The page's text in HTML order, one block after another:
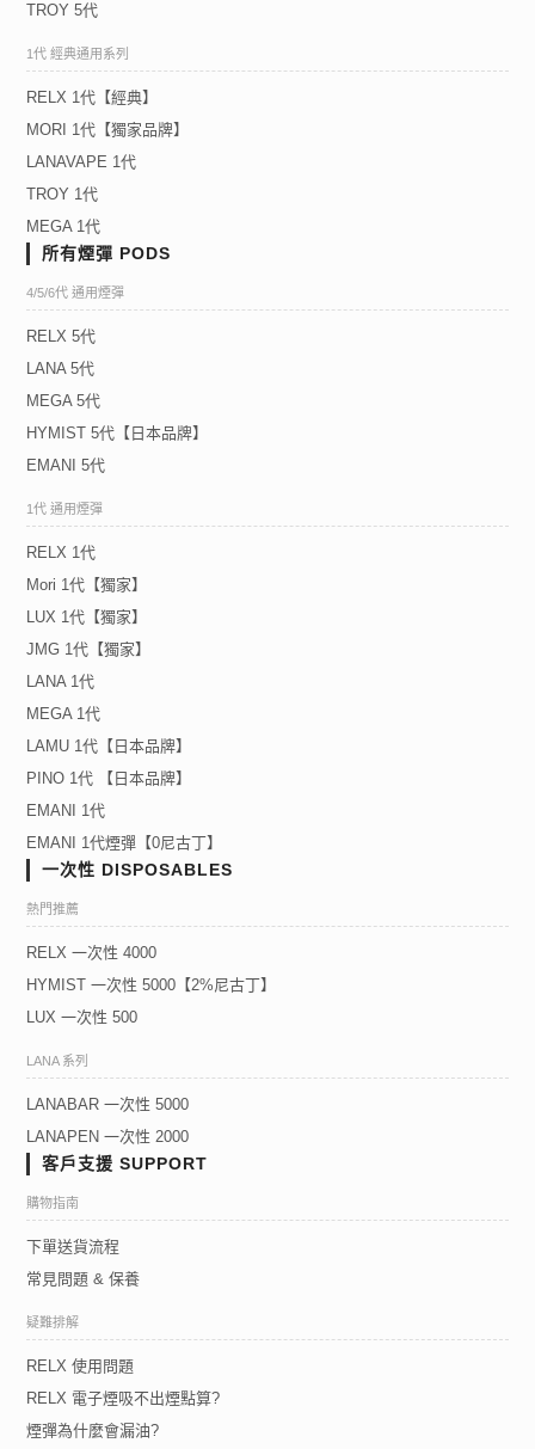
TROY 5代
1代 經典通用系列
RELX 1代【經典】
MORI 1代【獨家品牌】
LANAVAPE 1代
TROY 1代
MEGA 1代
所有煙彈 PODS
4/5/6代 通用煙彈
RELX 5代
LANA 5代
MEGA 5代
HYMIST 5代【日本品牌】
EMANI 5代
1代 通用煙彈
RELX 1代
Mori 1代【獨家】
LUX 1代【獨家】
JMG 1代【獨家】
LANA 1代
MEGA 1代
LAMU 1代【日本品牌】
PINO 1代 【日本品牌】
EMANI 1代
EMANI 1代煙彈【0尼古丁】
一次性 DISPOSABLES
熱門推薦
RELX 一次性 4000
HYMIST 一次性 5000【2%尼古丁】
LUX 一次性 500
LANA 系列
LANABAR 一次性 5000
LANAPEN 一次性 2000
客戶支援 SUPPORT
購物指南
下單送貨流程
常見問題 & 保養
疑難排解
RELX 使用問題
RELX 電子煙吸不出煙點算?
煙彈為什麼會漏油?